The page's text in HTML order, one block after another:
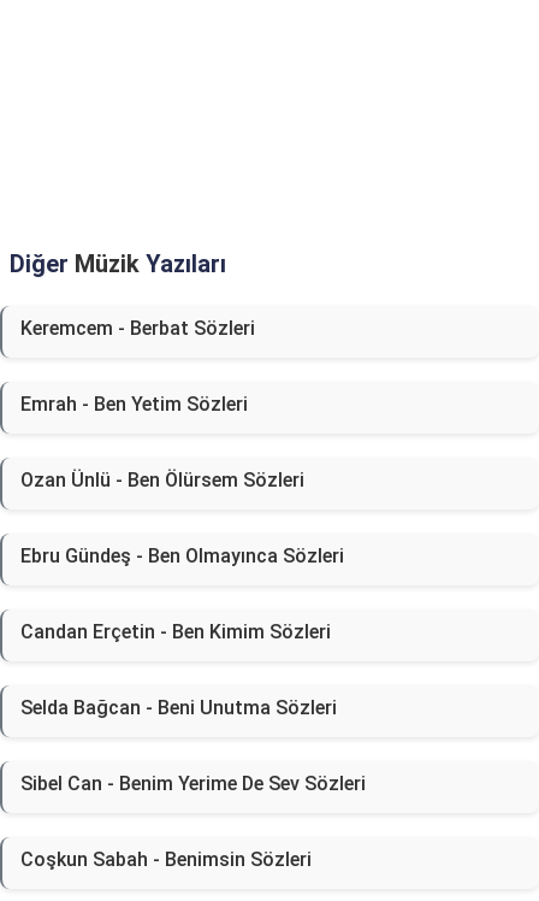
Diğer Müzik Yazıları
Keremcem - Berbat Sözleri
Emrah - Ben Yetim Sözleri
Ozan Ünlü - Ben Ölürsem Sözleri
Ebru Gündeş - Ben Olmayınca Sözleri
Candan Erçetin - Ben Kimim Sözleri
Selda Bağcan - Beni Unutma Sözleri
Sibel Can - Benim Yerime De Sev Sözleri
Coşkun Sabah - Benimsin Sözleri